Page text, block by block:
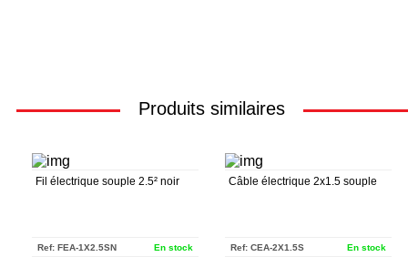
Produits similaires
Fil électrique souple 2.5² noir
Ref: FEA-1X2.5SN En stock
Câble électrique 2x1.5 souple
Ref: CEA-2X1.5S En stock